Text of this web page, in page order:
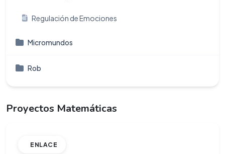
Regulación de Emociones
Micromundos
Rob
Proyectos Matemáticas
ENLACE